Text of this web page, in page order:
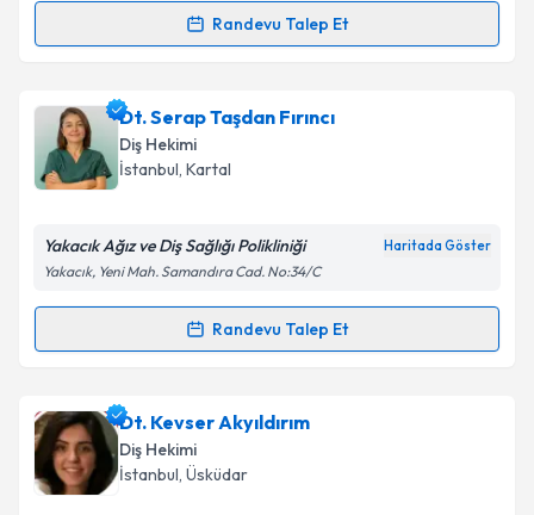
Kişisel verilerimin işlenmesine ilişkin
Metni'ni okudum ve kişisel verilerimin belirtilen
Takvim Talebini Gönder
Randevu Talep Et
Randevu Takvimi Talebi
Dt. Nizam Abdullayeviçin randevu takvimi talebi
oluşturun. Size bu uzmandan randevu almanız için bir
takvim hazırlandığında e-posta ile bilgilendireceğiz.
Kişisel verilerimin işlenmesine ilişkin
Metni'ni okudum ve kişisel verilerimin belirtilen
Takvim Talebini Gönder
Dt. Serap Taşdan Fırıncı
Diş Hekimi
İstanbul, Kartal
Yakacık Ağız ve Diş Sağlığı Polikliniği Haritada Göster
Yakacık, Yeni Mah. Samandıra Cad. No:34/C
Randevu Talep Et
Randevu Takvimi Talebi
Dt. Serap Taşdan Fırıncıiçin randevu takvimi talebi
oluşturun. Size bu uzmandan randevu almanız için bir
takvim hazırlandığında e-posta ile bilgilendireceğiz.
Dt. Kevser Akyıldırım
Diş Hekimi
İstanbul, Üsküdar